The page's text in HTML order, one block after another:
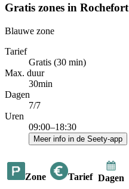
Gratis zones in Rochefort
Blauwe zone
Tarief
Gratis (30 min)
Max. duur
30min
Dagen
7/7
Uren
09:00–18:30
Meer info in de Seety-app
Zone Tarief Dagen